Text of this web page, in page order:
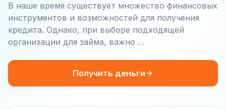
В наше время существует множество финансовых
инструментов и возможностей для получения
кредита. Однако, при выборе подходящей
организации для займа, важно …
Получить деньги